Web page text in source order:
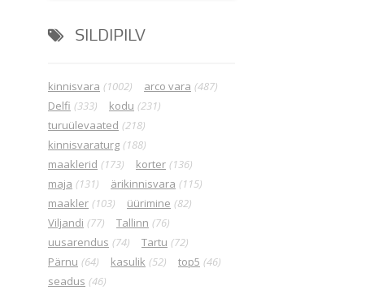
SILDIPILV
kinnisvara (1002) arco vara (487)
Delfi (333) kodu (231)
turuülevaated (218)
kinnisvaraturg (188)
maaklerid (173) korter (136)
maja (131) ärikinnisvara (115)
maakler (103) üürimine (82)
Viljandi (77) Tallinn (76)
uusarendus (74) Tartu (72)
Pärnu (64) kasulik (52) top5 (46)
seadus (46)